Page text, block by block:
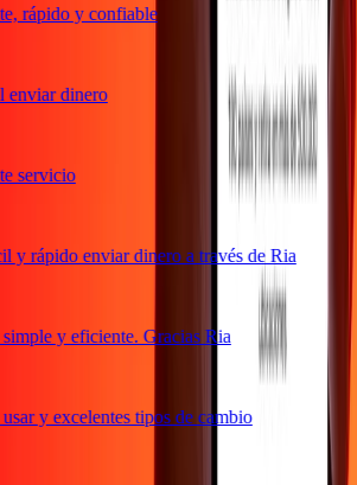
rápido y confiable
dinero
rápido enviar dinero a través de Ria
y eficiente. Gracias Ria
y excelentes tipos de cambio